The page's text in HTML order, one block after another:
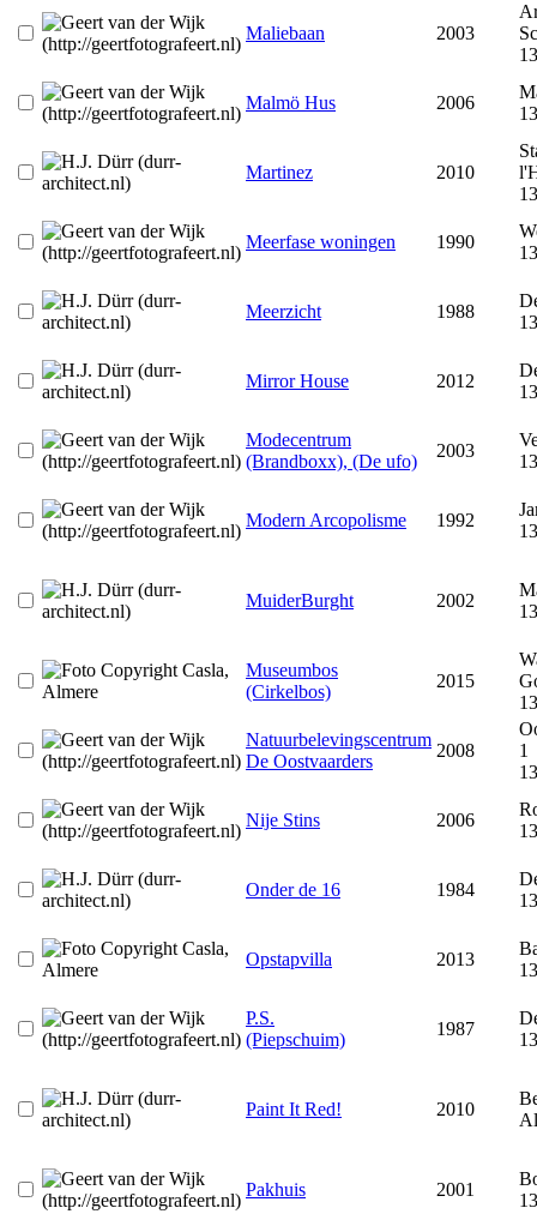
Maliebaan 2003
Malmö Hus 2006
Martinez 2010
Meerfase woningen 1990
Meerzicht 1988
Mirror House 2012
Modecentrum
(Brandboxx), (De ufo)
2003
Modern Arcopolisme 1992
MuiderBurght 2002
Museumbos
(Cirkelbos)
2015
Natuurbelevingscentrum
De Oostvaarders
2008
1
Nije Stins 2006
Onder de 16 1984
Opstapvilla 2013
P.S.
(Piepschuim)
1987
Paint It Red! 2010
Pakhuis 2001